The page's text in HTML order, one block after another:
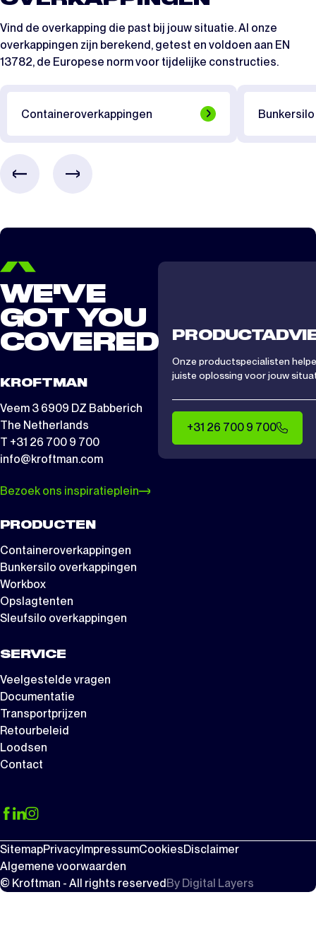
beter beeld van hoe je overkapping eruit kan komen te zien.
Stel uw overkapping samen in de 3D-configurator
Bekijk de video
CTS 606 0.5 dag
CTS 612 1 dag
CTS/CTA 806 1 dag
CTS/CTA 1012 2 dagen
Bekijk de video
Vind de overkapping die past bij jouw situatie. Al onze
overkappingen zijn berekend, getest en voldoen aan EN
13782, de Europese norm voor tijdelijke constructies.
Containeroverkappingen
WE'VE
GOT YOU
COVERED
KROFTMAN
Veem 3 6909 DZ Babberich
The Netherlands
T +31 26 700 9 700
info@kroftman.com
Bezoek ons inspiratieplein
PRODUCTEN
Containeroverkappingen
Bunkersilo overkappingen
Workbox
Opslagtenten
Sleufsilo overkappingen
SERVICE
Veelgestelde vragen
Documentatie
Transportprijzen
Retourbeleid
Loodsen
Contact
Onze productspecialisten
juiste oplossing voor jouw
+31 26 700 9 700
SitemapPrivacyImpressumCookiesDisclaimer
Algemene voorwaarden
© Kroftman - All rights reservedBy Digital Layers